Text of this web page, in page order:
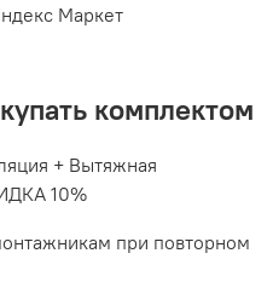
Маркет
комплектом
+ Вытяжная
10%
при повторном